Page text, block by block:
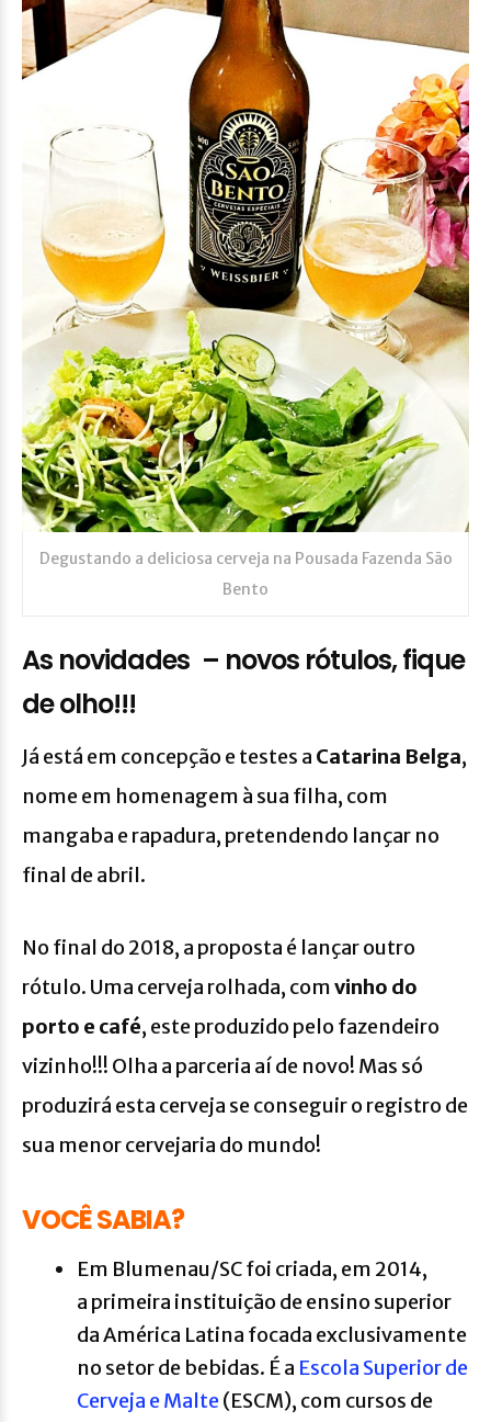
Degustando a deliciosa cerveja na Pousada Fazenda São
Bento
As novidades – novos rótulos, fique
de olho!!!
Já está em concepção e testes a Catarina Belga,
nome em homenagem à sua filha, com
mangaba e rapadura, pretendendo lançar no
final de abril.
No final do 2018, a proposta é lançar outro
rótulo. Uma cerveja rolhada, comvinho do
porto e café, este produzido pelo fazendeiro
vizinho!!! Olha a parceria aí de novo! Mas só
produzirá esta cerveja se conseguir o registro de
sua menor cervejaria do mundo!
VOCÊ SABIA?
Em Blumenau/SC foi criada, em 2014,
a primeira instituição de ensino superior
da América Latina focada exclusivamente
no setor de bebidas. É a Escola Superior de
Cerveja e Malte (ESCM), com cursos de